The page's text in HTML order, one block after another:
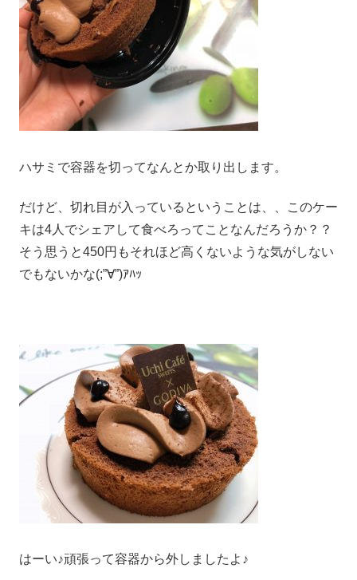
ハサミで容器を切ってなんとか取り出します。
だけど、切れ目が入っているということは、、このケー
キは4人でシェアして食べろってことなんだろうか？？
そう思うと450円もそれほど高くないような気がしない
でもないかな(;”∀”)ｱﾊｯ
はーい♪頑張って容器から外しましたよ♪